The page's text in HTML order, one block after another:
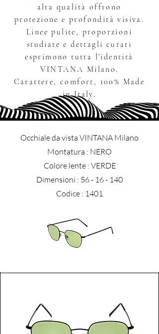
alta qualità offrono
protezione e profondità visiva.
Linee pulite, proporzioni
studiate e dettagli curati
esprimono tutta l’identità
VINTANA Milano.
Carattere, comfort, 100% Made
in Italy.
Occhiale da vista VINTANA Milano
​Montatura : NERO
Colore lente : VERDE
Dimensioni : 56 - 16 - 140
Codice : 1401